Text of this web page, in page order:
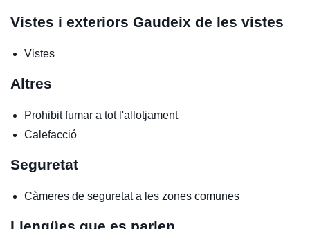
Vistes i exteriors Gaudeix de les vistes
Vistes
Altres
Prohibit fumar a tot l'allotjament
Calefacció
Seguretat
Càmeres de seguretat a les zones comunes